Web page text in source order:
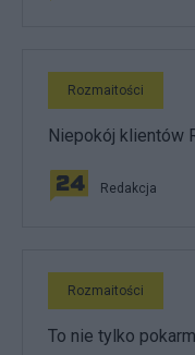
Rozmaitości
Niepokój klientów
Redakcja
Rozmaitości
To nie tylko